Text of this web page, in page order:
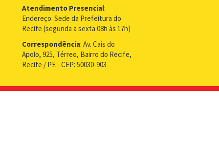
Atendimento Presencial:
Endereço: Sede da Prefeitura do
Recife (segunda a sexta 08h às 17h)
Correspondência: Av. Cais do
Apolo, 925, Térreo, Bairro do Recife,
Recife / PE - CEP: 50030-903